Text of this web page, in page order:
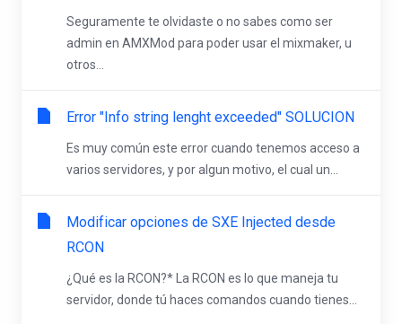
Seguramente te olvidaste o no sabes como ser
admin en AMXMod para poder usar el mixmaker, u
otros...
Error "Info string lenght exceeded" SOLUCION
Es muy común este error cuando tenemos acceso a
varios servidores, y por algun motivo, el cual un...
Modificar opciones de SXE Injected desde
RCON
¿Qué es la RCON?* La RCON es lo que maneja tu
servidor, donde tú haces comandos cuando tienes...